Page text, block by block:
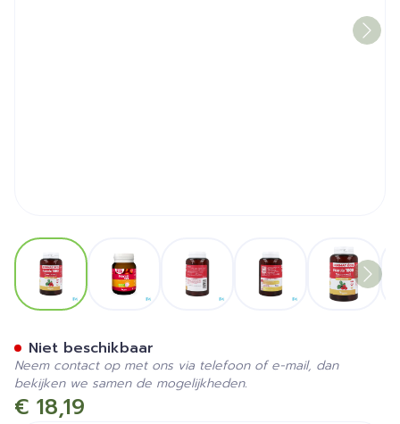
View larger imageView larger image View larger image
View
€ 18,19
Niet beschikbaar
Neem contact op met ons via telefoon of e-mail, dan
bekijken we samen de mogelijkheden.